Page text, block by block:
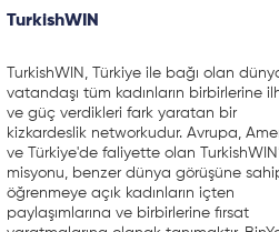
TurkishWIN
TurkishWIN, Türkiye ile bağı olan
vatandaşı tüm kadınların birbirlerine
ve güç verdikleri fark yaratan bir
kizkardeslik networkudur. Avrupa,
ve Türkiye'de faliyette olan
misyonu, benzer dünya görüşüne
öğrenmeye açık kadınların içten
paylaşımlarına ve birbirlerine fırsat